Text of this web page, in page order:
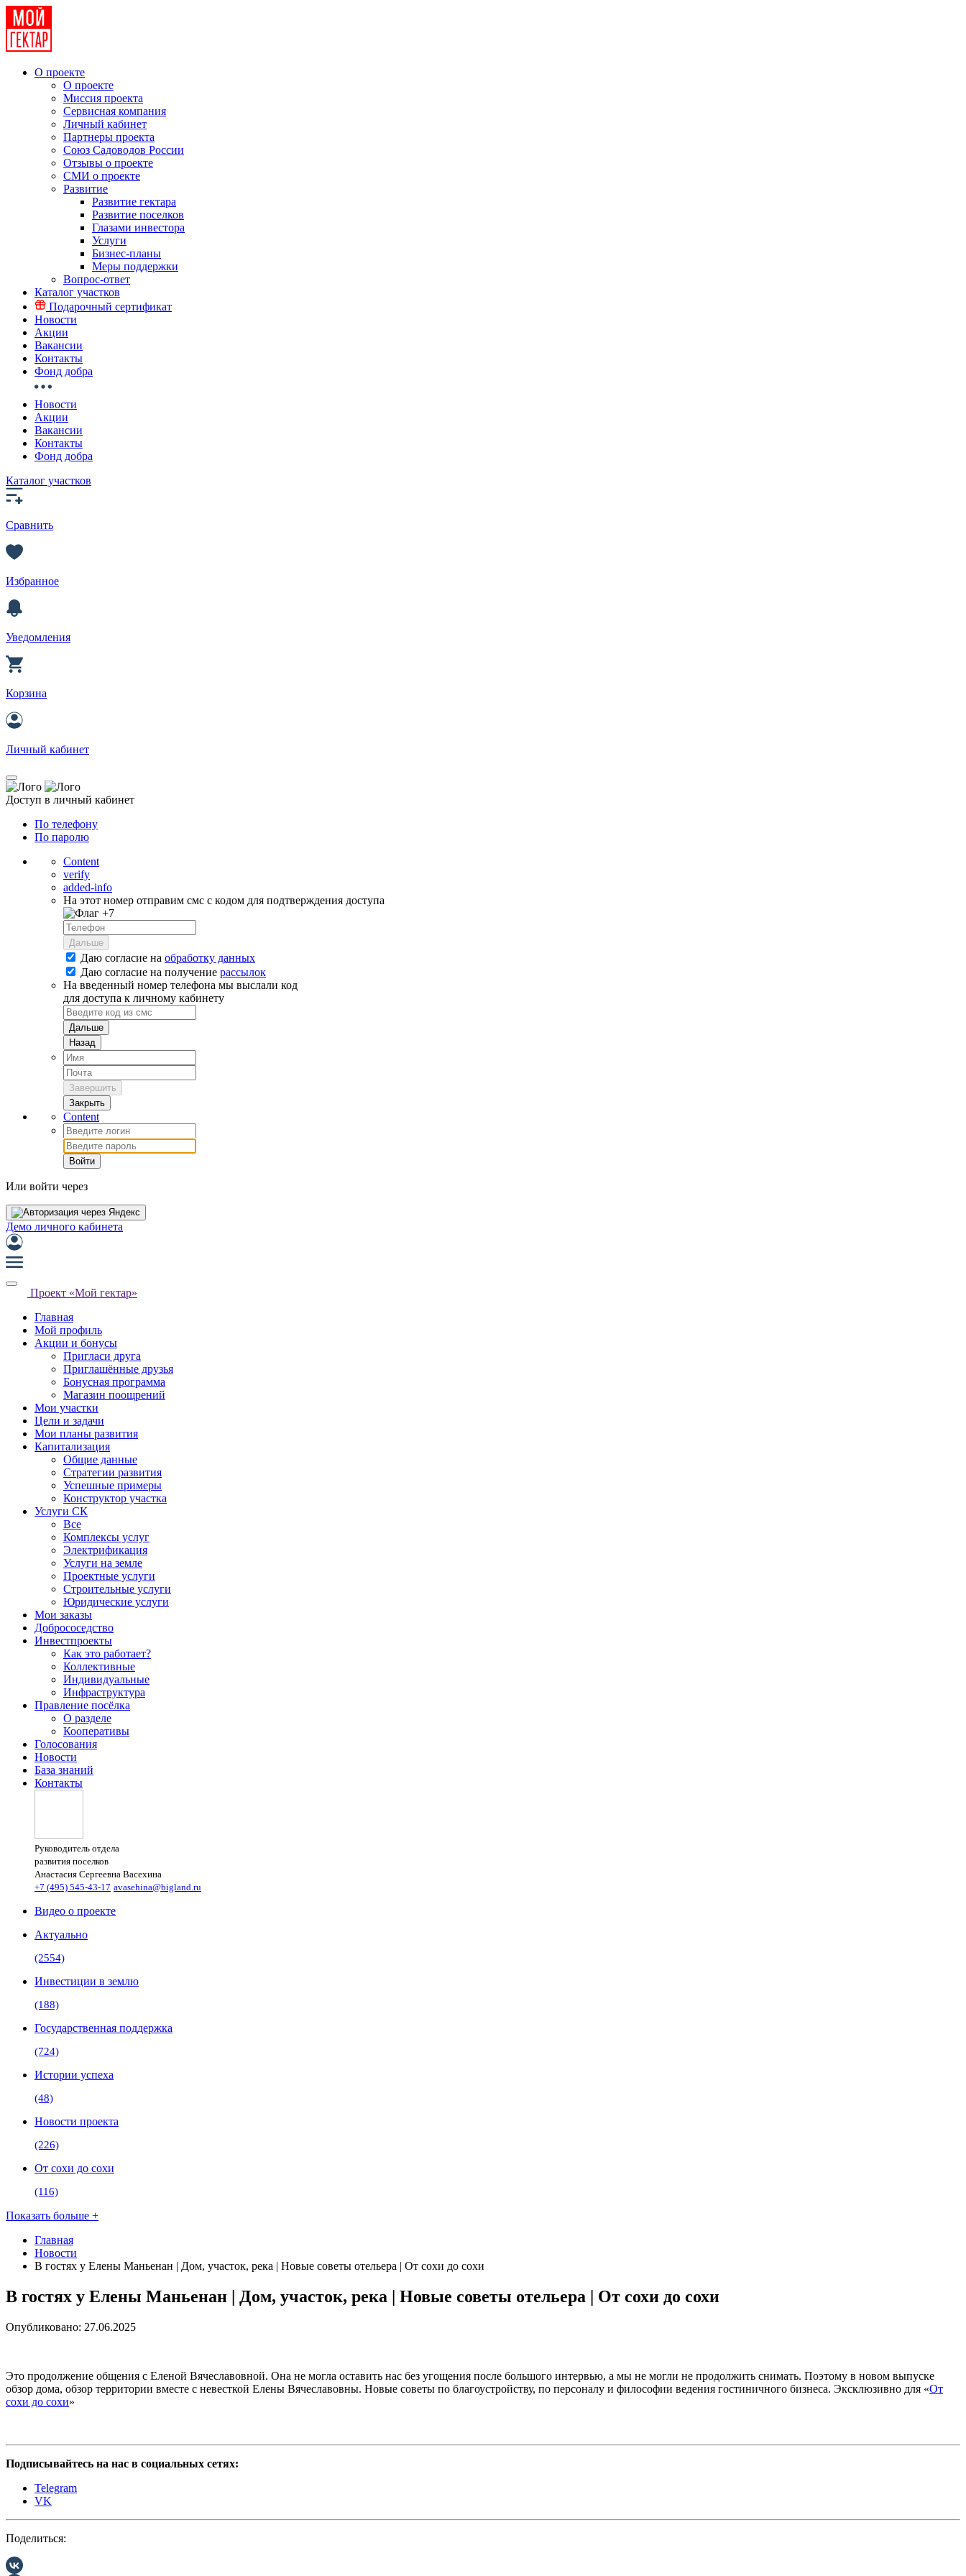
О проекте
О проекте
Миссия проекта
Сервисная компания
Личный кабинет
Партнеры проекта
Союз Садоводов России
Отзывы о проекте
СМИ о проекте
Развитие
Развитие гектара
Развитие поселков
Глазами инвестора
Услуги
Бизнес-планы
Меры поддержки
Вопрос-ответ
Каталог участков
Подарочный сертификат
Новости
Акции
Вакансии
Контакты
Фонд добра
Новости
Акции
Вакансии
Контакты
Фонд добра
Каталог участков
Сравнить
Избранное
Уведомления
Корзина
Личный кабинет
Доступ в личный кабинет
По телефону
По паролю
Content
verify
added-info
На этот номер отправим смс с кодом для подтверждения доступа
+7
Дальше
Даю согласие на обработку данных
Даю согласие на получение рассылок
На введенный номер телефона мы выслали код
для доступа к личному кабинету
Дальше
Назад
Завершить
Закрыть
Content
Войти
Или войти через
Демо личного кабинета
Проект «Мой гектар»
Главная
Мой профиль
Акции и бонусы
Пригласи друга
Приглашённые друзья
Бонусная программа
Магазин поощрений
Мои участки
Цели и задачи
Мои планы развития
Капитализация
Общие данные
Стратегии развития
Успешные примеры
Конструктор участка
Услуги СК
Все
Комплексы услуг
Электрификация
Услуги на земле
Проектные услуги
Строительные услуги
Юридические услуги
Мои заказы
Добрососедство
Инвестпроекты
Как это работает?
Коллективные
Индивидуальные
Инфраструктура
Правление посёлка
О разделе
Кооперативы
Голосования
Новости
База знаний
Контакты
Руководитель отдела
развития поселков
Анастасия Сергеевна Васехина
+7 (495) 545-43-17 avasehina@bigland.ru
Видео о проекте
Актуально
(2554)
Инвестиции в землю
(188)
Государственная поддержка
(724)
Истории успеха
(48)
Новости проекта
(226)
От сохи до сохи
(116)
Показать больше +
Главная
Новости
В гостях у Елены Маньенан | Дом, участок, река | Новые советы отельера | От сохи до сохи
В гостях у Елены Маньенан | Дом, участок, река | Новые советы отельера | От сохи до сохи
Опубликовано: 27.06.2025
Это продолжение общения с Еленой Вячеславовной. Она не могла оставить нас без угощения после большого интервью, а мы не могли не продолжить снимать. Поэтому в новом выпуске
обзор дома, обзор территории вместе с невесткой Елены Вячеславовны. Новые советы по благоустройству, по персоналу и философии ведения гостиничного бизнеса. Эксклюзивно для «От
сохи до сохи»
Подписывайтесь на нас в социальных сетях:
Telegram
VK
Поделиться: